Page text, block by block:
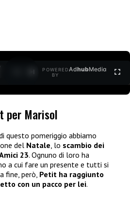
POWERED
BY
AdhubMedia
per Marisol
questo pomeriggio abbiamo
del Natale, lo scambio dei
23. Ognuno di loro ha
a cui fare un presente e tutti si
fine, però, Petit ha raggiunto
con un pacco per lei.